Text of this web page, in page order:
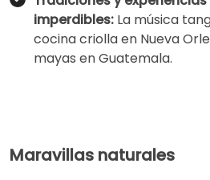
imperdibles: La música
cocina criolla en Nueva
mayas en Guatemala.
Maravillas naturales